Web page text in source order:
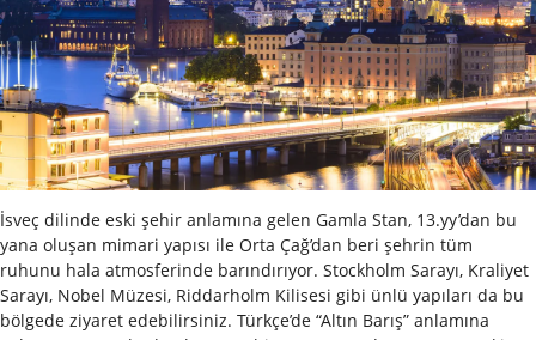
İsveç dilinde eski şehir anlamına gelen Gamla Stan, 13.yy’dan bu
yana oluşan mimari yapısı ile Orta Çağ’dan beri şehrin tüm
ruhunu hala atmosferinde barındırıyor. Stockholm Sarayı, Kraliyet
Sarayı, Nobel Müzesi, Riddarholm Kilisesi gibi ünlü yapıları da bu
bölgede ziyaret edebilirsiniz. Türkçe’de “Altın Barış” anlamına